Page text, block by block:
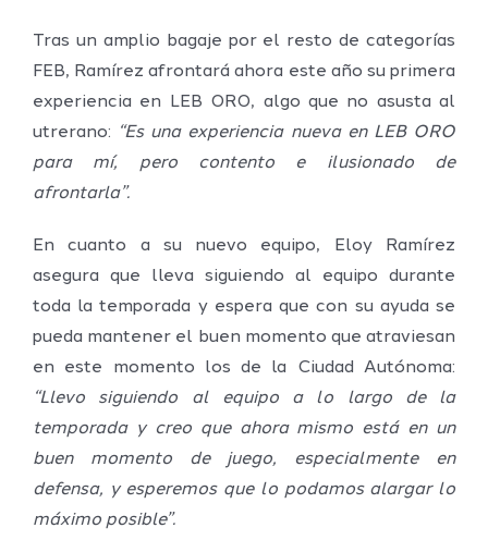
Tras un amplio bagaje por el resto de categorías
FEB, Ramírez afrontará ahora este año su primera
experiencia en LEB ORO, algo que no asusta al
utrerano:
“Es una experiencia nueva en LEB ORO
para mí, pero contento e ilusionado de
afrontarla”.
En cuanto a su nuevo equipo, Eloy Ramírez
asegura que lleva siguiendo al equipo durante
toda la temporada y espera que con su ayuda se
pueda mantener el buen momento que atraviesan
en este momento los de la Ciudad Autónoma:
“Llevo siguiendo al equipo a lo largo de la
temporada y creo que ahora mismo está en un
buen momento de juego, especialmente en
defensa, y esperemos que lo podamos alargar lo
máximo posible”.